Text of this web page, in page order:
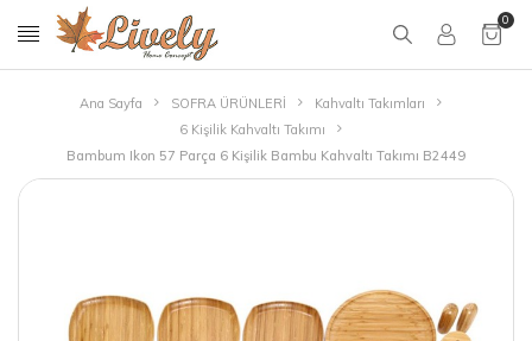
0
Ana Sayfa SOFRA ÜRÜNLERİ
Kahvaltı Takımları
6 Kişilik Kahvaltı Takımı
Bambum Ikon 57 Parça 6 Kişilik Bambu Kahvaltı Takımı B2449